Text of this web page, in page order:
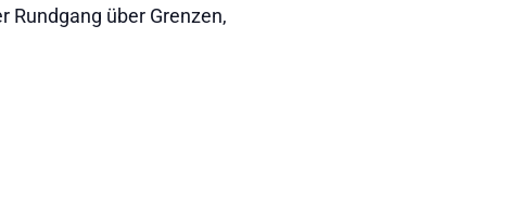
über Grenzen,